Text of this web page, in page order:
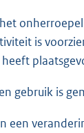
is
gebruik is
een